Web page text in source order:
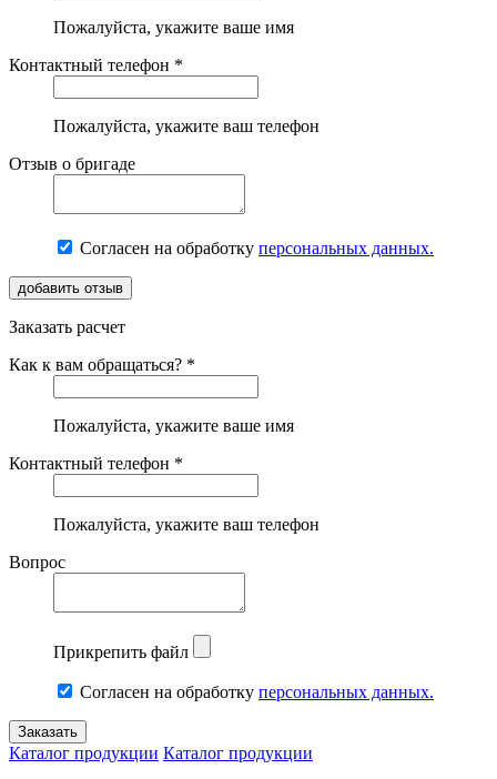
Пожалуйста, укажите ваше имя
Контактный телефон *
Пожалуйста, укажите ваш телефон
Отзыв о бригаде
Согласен на обработку персональных данных.
Заказать расчет
Как к вам обращаться? *
Пожалуйста, укажите ваше имя
Контактный телефон *
Пожалуйста, укажите ваш телефон
Вопрос
Прикрепить файл
Согласен на обработку персональных данных.
Каталог продукции Каталог продукции